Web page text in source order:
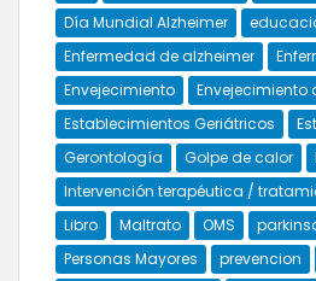
Día Mundial Alzheimer
Enfermedad de alzheimer
Envejecimiento
Envejecimiento
Establecimientos Geriátricos
Gerontología
Golpe de calor
Intervención terapéutica /
Libro
Maltrato OMS
Personas Mayores
prevencion